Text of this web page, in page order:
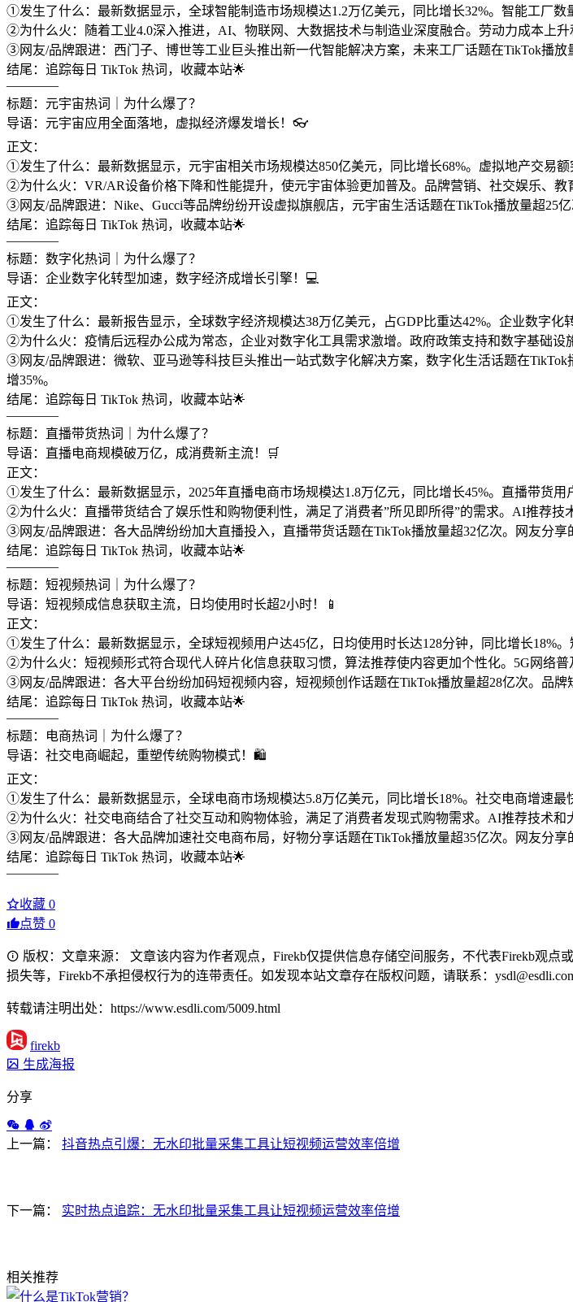
①发生了什么：最新数据显示，全球智能制造市场规模达1.2万亿美元，同比增长32%。智能工厂数
②为什么火：随着工业4.0深入推进，AI、物联网、大数据技术与制造业深度融合。劳动力成本上
③网友/品牌跟进：西门子、博世等工业巨头推出新一代智能解决方案，未来工厂话题在TikTok播
结尾：追踪每日 TikTok 热词，收藏本站🌟
————
标题：元宇宙热词｜为什么爆了？
导语：元宇宙应用全面落地，虚拟经济爆发增长！👓
正文：
①发生了什么：最新数据显示，元宇宙相关市场规模达850亿美元，同比增长68%。虚拟地产交易额
②为什么火：VR/AR设备价格下降和性能提升，使元宇宙体验更加普及。品牌营销、社交娱乐、
③网友/品牌跟进：Nike、Gucci等品牌纷纷开设虚拟旗舰店，元宇宙生活话题在TikTok播放量超25
结尾：追踪每日 TikTok 热词，收藏本站🌟
————
标题：数字化热词｜为什么爆了？
导语：企业数字化转型加速，数字经济成增长引擎！💻
正文：
①发生了什么：最新报告显示，全球数字经济规模达38万亿美元，占GDP比重达42%。企业数字化
②为什么火：疫情后远程办公成为常态，企业对数字化工具需求激增。政府政策支持和数字基础设
③网友/品牌跟进：微软、亚马逊等科技巨头推出一站式数字化解决方案，数字化生活话题在
增35%。
结尾：追踪每日 TikTok 热词，收藏本站🌟
————
标题：直播带货热词｜为什么爆了？
导语：直播电商规模破万亿，成消费新主流！🛒
正文：
①发生了什么：最新数据显示，2025年直播电商市场规模达1.8万亿元，同比增长45%。直播带货用
②为什么火：直播带货结合了娱乐性和购物便利性，满足了消费者”所见即所得”的需求。AI推荐技
③网友/品牌跟进：各大品牌纷纷加大直播投入，直播带货话题在TikTok播放量超32亿次。网友分
结尾：追踪每日 TikTok 热词，收藏本站🌟
————
标题：短视频热词｜为什么爆了？
导语：短视频成信息获取主流，日均使用时长超2小时！📱
正文：
①发生了什么：最新数据显示，全球短视频用户达45亿，日均使用时长达128分钟，同比增长18%
②为什么火：短视频形式符合现代人碎片化信息获取习惯，算法推荐使内容更加个性化。5G网络
③网友/品牌跟进：各大平台纷纷加码短视频内容，短视频创作话题在TikTok播放量超28亿次。品牌
结尾：追踪每日 TikTok 热词，收藏本站🌟
————
标题：电商热词｜为什么爆了？
导语：社交电商崛起，重塑传统购物模式！🛍️
正文：
①发生了什么：最新数据显示，全球电商市场规模达5.8万亿美元，同比增长18%。社交电商增速最
②为什么火：社交电商结合了社交互动和购物体验，满足了消费者发现式购物需求。AI推荐技术和
③网友/品牌跟进：各大品牌加速社交电商布局，好物分享话题在TikTok播放量超35亿次。网友分
结尾：追踪每日 TikTok 热词，收藏本站🌟
————
收藏 0
点赞 0
版权：文章来源： 文章该内容为作者观点，Firekb仅提供信息存储空间服务，不代表Firekb观
损失等，Firekb不承担侵权行为的连带责任。如发现本站文章存在版权问题，请联系：
转载请注明出处：https://www.esdli.com/5009.html
firekb
生成海报
分享
上一篇： 抖音热点引爆：无水印批量采集工具让短视频运营效率倍增
下一篇： 实时热点追踪：无水印批量采集工具让短视频运营效率倍增
相关推荐